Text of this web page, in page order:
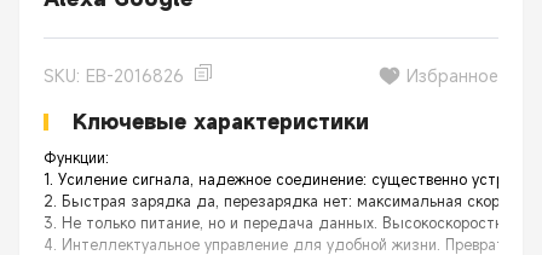
SKU: EB-2016826 Избранное
Ключевые характеристики
Функции:
1. Усиление сигнала, надежное соединение: существенно
2. Быстрая зарядка да, перезарядка нет: максимальная
3. Не только питание, но и передача данных. Высокоскоростной
4. Интеллектуальное управление для удобной жизни.